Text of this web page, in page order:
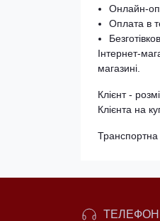
Онлайн-
Оплата в
Інтернет-
магазині.
Клієнт -
Клієнта на
Транспортна